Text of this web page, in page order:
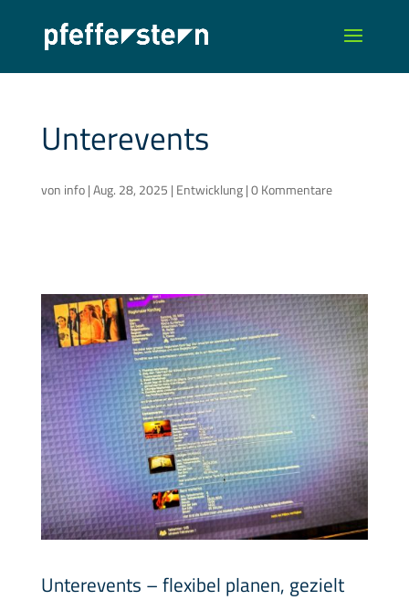
Unterevents
von info|Aug. 28, 2025 | Entwicklung|0 Kommentare
Unterevents – flexibel planen, gezielt